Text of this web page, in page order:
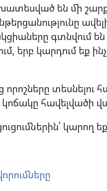
են մի
գտնվում
երբ կարդում եք
որոշները տեսնելու
կոճակը հավելվածի
կարող